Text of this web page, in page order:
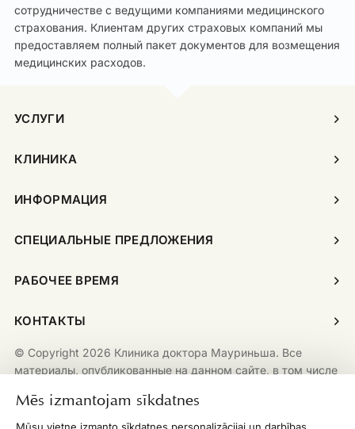
Mēs izmantojam sīkdatnes
сотрудничестве с ведущими компаниями медицинского
страхования. Клиентам других страховых компаний мы
предоставляем полный пакет документов для возмещения
медицинских расходов.
УСЛУГИ
КЛИНИКА
ИНФОРМАЦИЯ
СПЕЦИАЛЬНЫЕ ПРЕДЛОЖЕНИЯ
РАБОЧЕЕ ВРЕМЯ
КОНТАКТЫ
© Copyright 2026 Клиника доктора Мауриньша. Все
материалы, опубликованные на данном сайте, в том числе
изображения, логотипы, графику и дизайн, защищены
авторскими правами. Любое воспроизведение,